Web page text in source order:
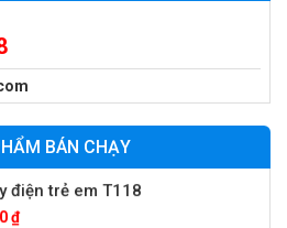
BÁN CHẠY
₫
điện trẻ em T118
₫